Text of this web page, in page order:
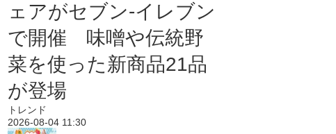
ェアがセブン-イレブン
で開催 味噌や伝統野
菜を使った新商品21品
が登場
トレンド
2026-08-04 11:30